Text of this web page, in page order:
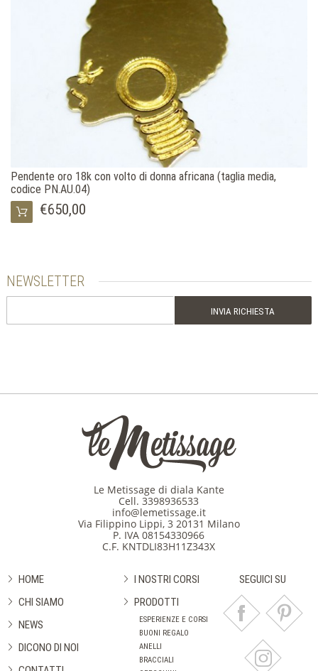
Pendente oro 18k con volto di donna africana (taglia media,
codice PN.AU.04)
€650,00
NEWSLETTER
Le Metissage di diala Kante
Cell.3398936533
info@lemetissage.it
Via Filippino Lippi, 3 20131 Milano
P. IVA 08154330966
C.F. KNTDLI83H11Z343X
HOME
CHI SIAMO
NEWS
DICONO DI NOI
I NOSTRI CORSI
PRODOTTI
ESPERIENZE E CORSI
BUONI REGALO
ANELLI
BRACCIALI
SEGUICI SU